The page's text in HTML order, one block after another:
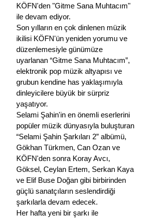
KÖFN'den "Gitme Sana Muhtacım"
ile devam ediyor.
Son yılların en çok dinlenen müzik
ikilisi KÖFN'ün yeniden yorumu ve
düzenlemesiyle günümüze
uyarlanan “Gitme Sana Muhtacım”,
elektronik pop müzik altyapısı ve
grubun kendine has yaklaşımıyla
dinleyicilere büyük bir sürpriz
yaşatıyor.
Selami Şahin'in en önemli eserlerini
popüler müzik dünyasıyla buluşturan
“Selami Şahin Şarkıları 2” albümü,
Gökhan Türkmen, Can Ozan ve
KÖFN'den sonra Koray Avcı,
Göksel, Ceylan Ertem, Serkan Kaya
ve Elif Buse Doğan gibi birbirinden
güçlü sanatçıların seslendirdiği
şarkılarla devam edecek.
Her hafta yeni bir şarkı ile